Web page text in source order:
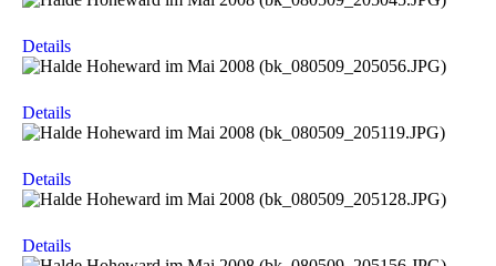
Details
Details
Details
Details